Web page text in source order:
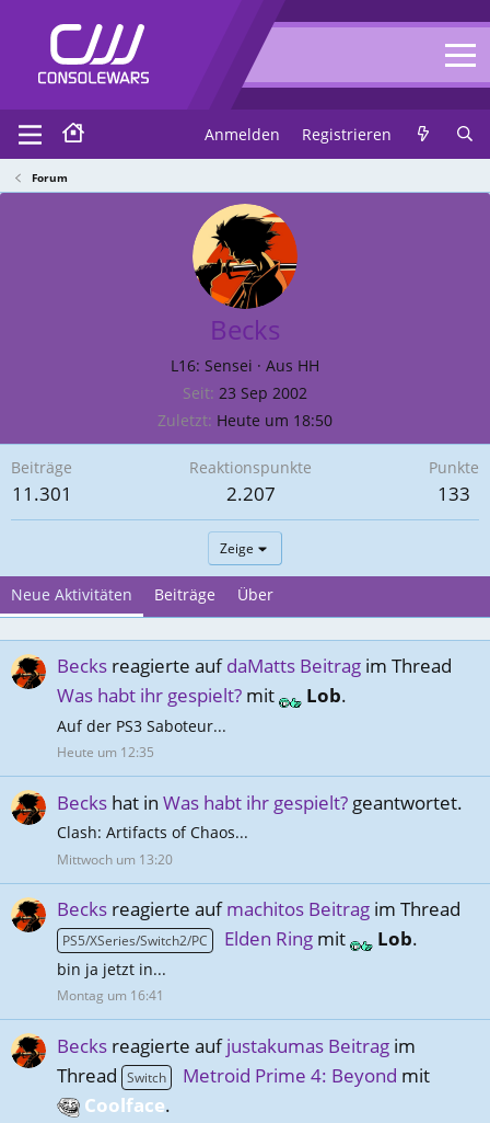
Anmelden Registrieren
Forum
Becks
L16: Sensei · Aus HH
Seit 23 Sep 2002
Zuletzt Heute um 18:50
Beiträge
11.301
Reaktionspunkte
2.207
Punkte
133
Zeige
Neue Aktivitäten Beiträge Über
Becks reagierte aufdaMatts Beitrag im Thread
Was habt ihr gespielt? mit Lob.
Auf der PS3 Saboteur...
Heute um 12:35
Becks hat in Was habt ihr gespielt? geantwortet.
Clash: Artifacts of Chaos...
Mittwoch um 13:20
Becks reagierte aufmachitos Beitrag im Thread
PS5/XSeries/Switch2/PC Elden Ring mit Lob.
bin ja jetzt in...
Montag um 16:41
Becks reagierte aufjustakumas Beitrag im
Thread
Switch Metroid Prime 4: Beyond mit
Coolface.